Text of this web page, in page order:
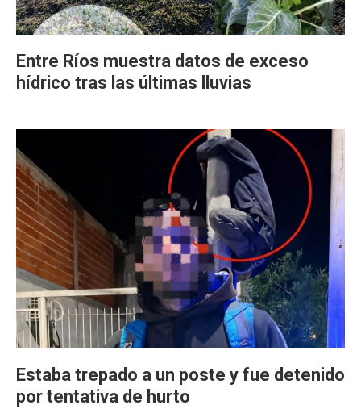
Entre Ríos muestra datos de exceso
hídrico tras las últimas lluvias
Estaba trepado a un poste y fue detenido
por tentativa de hurto